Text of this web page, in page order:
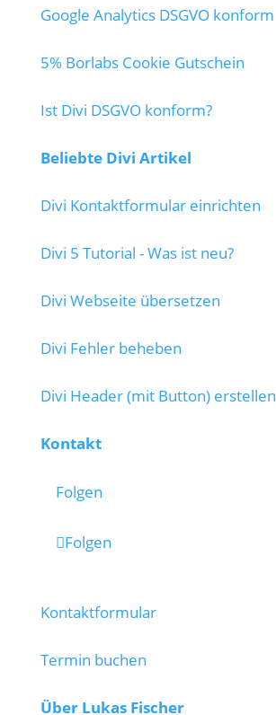
Google Analytics DSGVO konform
5% Borlabs Cookie Gutschein
Ist Divi DSGVO konform?
Beliebte Divi Artikel
Divi Kontaktformular einrichten
Divi 5 Tutorial - Was ist neu?
Divi Webseite übersetzen
Divi Fehler beheben
Divi Header (mit Button) erstellen
Kontakt
Folgen
Folgen
Kontaktformular
Termin buchen
Über Lukas Fischer